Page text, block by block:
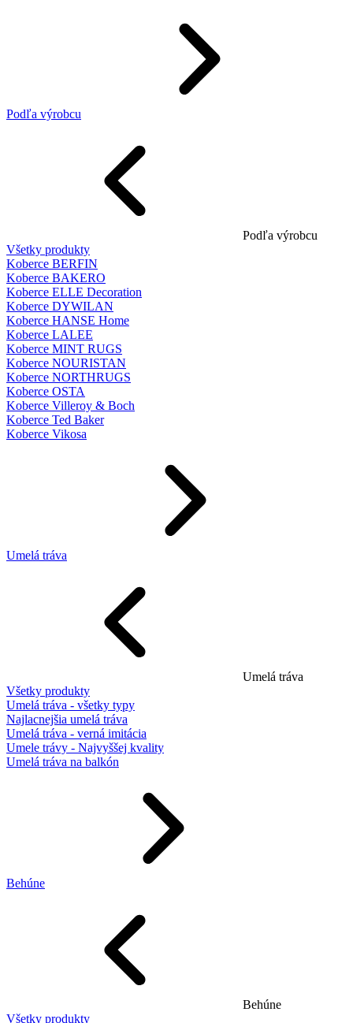
Podľa výrobcu
Podľa výrobcu
Všetky produkty
Koberce BERFIN
Koberce BAKERO
Koberce ELLE Decoration
Koberce DYWILAN
Koberce HANSE Home
Koberce LALEE
Koberce MINT RUGS
Koberce NOURISTAN
Koberce NORTHRUGS
Koberce OSTA
Koberce Villeroy & Boch
Koberce Ted Baker
Koberce Vikosa
Umelá tráva
Umelá tráva
Všetky produkty
Umelá tráva - všetky typy
Najlacnejšia umelá tráva
Umelá tráva - verná imitácia
Umele trávy - Najvyššej kvality
Umelá tráva na balkón
Behúne
Behúne
Všetky produkty